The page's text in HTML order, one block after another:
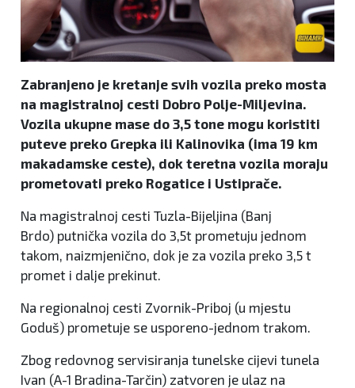
Zabranjeno je kretanje svih vozila preko mosta
na magistralnoj cesti Dobro Polje-Miljevina.
Vozila ukupne mase do 3,5 tone mogu koristiti
puteve preko Grepka ili Kalinovika (ima 19 km
makadamske ceste), dok teretna vozila moraju
prometovati preko Rogatice i Ustiprače.
Na magistralnoj cesti Tuzla-Bijeljina (Banj
Brdo) putnička vozila do 3,5t prometuju jednom
takom, naizmjenično, dok je za vozila preko 3,5 t
promet i dalje prekinut.
Na regionalnoj cesti Zvornik-Priboj (u mjestu
Goduš) prometuje se usporeno-jednom trakom.
Zbog redovnog servisiranja tunelske cijevi tunela
Ivan (A-1 Bradina-Tarčin) zatvoren je ulaz na